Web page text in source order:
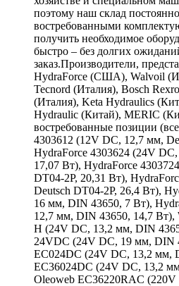
поэтому наш склад
востребованными
получить необходимое
быстро – без долгих
заказ.Производители,
HydraForce (США), Walvoil
Tecnord (Италия), Bosch
(Италия), Keta Hydraulics
Hydraulic (Китай), MERIC
востребованные позиции
4303612 (12V DC, 12,7 мм,
HydraForce 4303624 (24V
17,07 Вт), HydraForce
DT04-2P, 20,31 Вт),
Deutsch DT04-2P, 26,4 Вт),
16 мм, DIN 43650, 7 Вт),
12,7 мм, DIN 43650, 14,7
H (24V DC, 13,2 мм, DIN
24VDC (24V DC, 19 мм, DIN
EC024DC (24V DC, 13,2 мм,
EC36024DC (24V DC, 13,2
Oleoweb EC36220RAC